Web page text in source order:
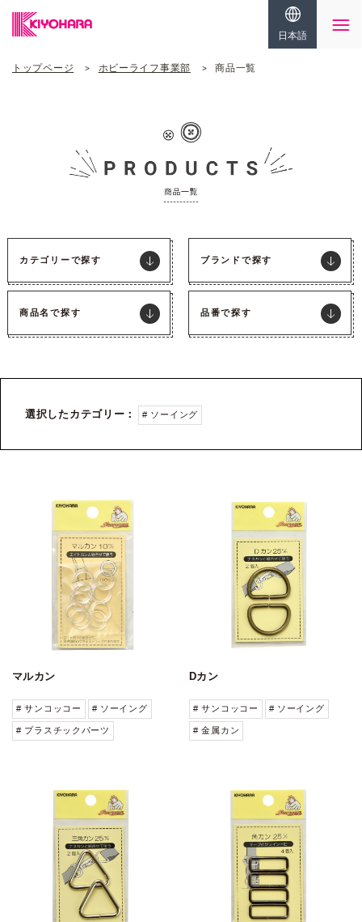
日本語
トップページ ホビーライフ事業部 商品一覧
カテゴリーで探す ブランドで探す
商品名で探す 品番で探す
選択したカテゴリー： # ソーイング
マルカン
# サンコッコー # ソーイング
# プラスチックパーツ
Dカン
# サンコッコー # ソーイング
# 金属カン